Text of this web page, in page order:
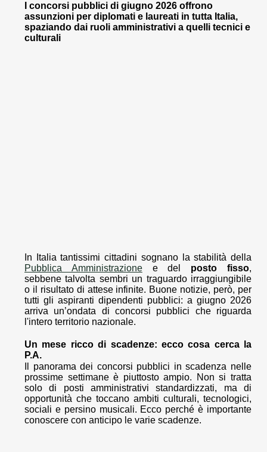
I concorsi pubblici di giugno 2026 offrono
assunzioni per diplomati e laureati in tutta Italia,
spaziando dai ruoli amministrativi a quelli tecnici e
culturali
In Italia tantissimi cittadini sognano la stabilità della
Pubblica Amministrazionee del posto fisso,
sebbene talvolta sembri un traguardo irraggiungibile
o il risultato di attese infinite. Buone notizie, però, per
tutti gli aspiranti dipendenti pubblici: a giugno 2026
arriva un’ondata di concorsi pubblici che riguarda
l'intero territorio nazionale.
Un mese ricco di scadenze: ecco cosa cerca la
P.A.
Il panorama dei concorsi pubblici in scadenza nelle
prossime settimane è piuttosto ampio. Non si tratta
solo di posti amministrativi standardizzati, ma di
opportunità che toccano ambiti culturali, tecnologici,
sociali e persino musicali. Ecco perché è importante
conoscere con anticipo le varie scadenze.